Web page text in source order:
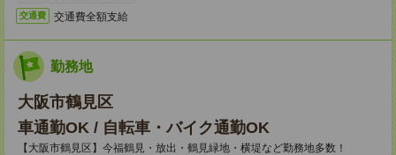
交通費 交通費全額支給
勤務地
大阪市鶴見区
車通勤OK / 自転車・バイク通勤OK
【大阪市鶴見区】今福鶴見・放出・鶴見緑地・横堤など勤務地多数！